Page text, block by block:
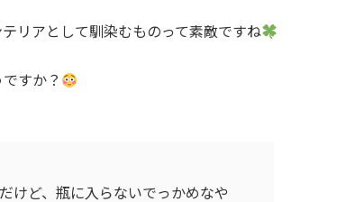
リアとして馴染むものって素敵ですね
すか？
けど、瓶に入らないでっかめなや